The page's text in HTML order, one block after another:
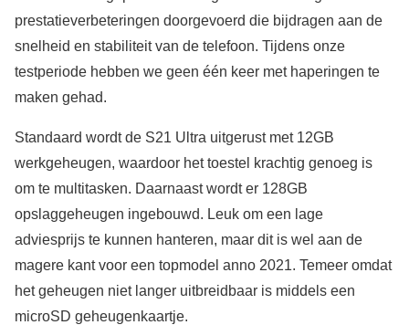
prestatieverbeteringen doorgevoerd die bijdragen aan de
snelheid en stabiliteit van de telefoon. Tijdens onze
testperiode hebben we geen één keer met haperingen te
maken gehad.
Standaard wordt de S21 Ultra uitgerust met 12GB
werkgeheugen, waardoor het toestel krachtig genoeg is
om te multitasken. Daarnaast wordt er 128GB
opslaggeheugen ingebouwd. Leuk om een lage
adviesprijs te kunnen hanteren, maar dit is wel aan de
magere kant voor een topmodel anno 2021. Temeer omdat
het geheugen niet langer uitbreidbaar is middels een
microSD geheugenkaartje.